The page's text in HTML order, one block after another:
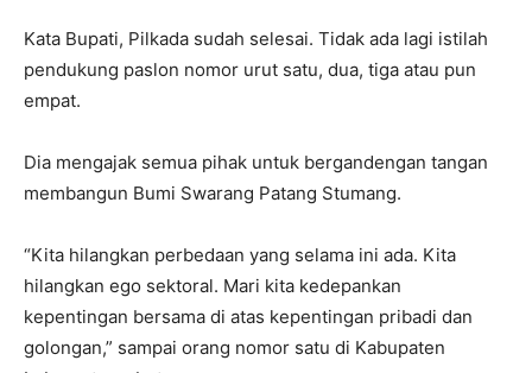
Kata Bupati, Pilkada sudah selesai. Tidak ada lagi istilah
pendukung paslon nomor urut satu, dua, tiga atau pun
empat.
Dia mengajak semua pihak untuk bergandengan tangan
membangun Bumi Swarang Patang Stumang.
“Kita hilangkan perbedaan yang selama ini ada. Kita
hilangkan ego sektoral. Mari kita kedepankan
kepentingan bersama di atas kepentingan pribadi dan
golongan,” sampai orang nomor satu di Kabupaten